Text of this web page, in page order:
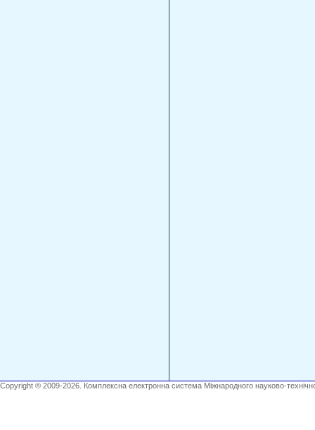
Copyright ® 2009-2026. Комплексна електронна система Міжнародного науково-